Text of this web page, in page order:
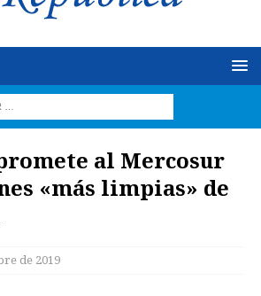
al Mercosur
«más limpias» de
de 2019